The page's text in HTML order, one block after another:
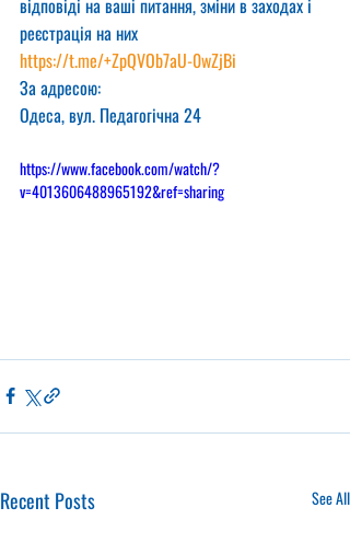
відповіді на ваші питання, зміни в заходах і
реєстрація на них
https://t.me/+ZpQVOb7aU-0wZjBi
За адресою:
Одеса, вул. Педагогічна 24
https://www.facebook.com/watch/?
v=4013606488965192&ref=sharing
Recent Posts See All